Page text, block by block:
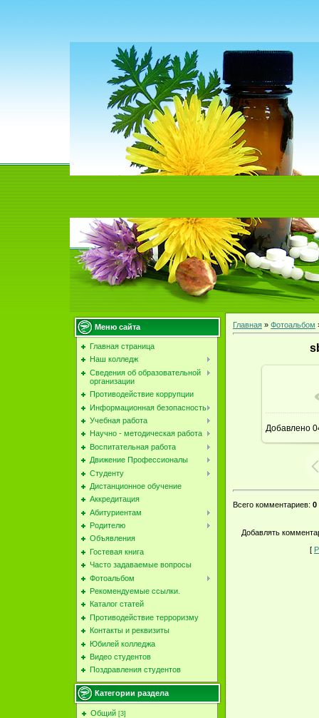
Меню сайта
Главная страница
Наш колледж
Сведения об образовательной
организации
Противодействие коррупции
Информационная безопасность
Учебная работа
Научно - методическая работа
Воспитательная работа
Движение Профессионалы
Студенту
Дистанционное обучение
Аккредитация
Абитуриентам
Родителю
Объявления
Гостевая книга
Часто задаваемые вопросы
Фотоальбом
Рекомендуемые ссылки.
Каталог статей
Противодействие терроризму
Контакты и реквизиты
Юбилей колледжа
Видео студентов
Поздравления студентов
Категории раздела
Общий [3]
Главная » Фотоальбом
В
Добавлено
Всего комментариев: 0
Добавлять
[